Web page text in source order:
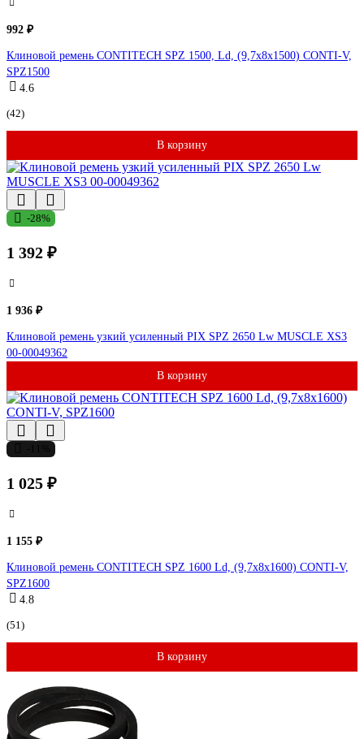
992 ₽
Клиновой ремень CONTITECH SPZ 1500, Ld, (9,7x8x1500) CONTI-V,
SPZ1500
4.6
(42)
В корзину
-28%
1 392 ₽
1 936 ₽
Клиновой ремень узкий усиленный PIX SPZ 2650 Lw MUSCLE XS3
00-00049362
В корзину
1 025 ₽
1 155 ₽
Клиновой ремень CONTITECH SPZ 1600 Ld, (9,7x8x1600) CONTI-V,
SPZ1600
4.8
(51)
В корзину